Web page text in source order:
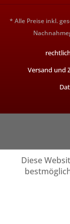
* Alle Preise inkl.
Versand und
Diese